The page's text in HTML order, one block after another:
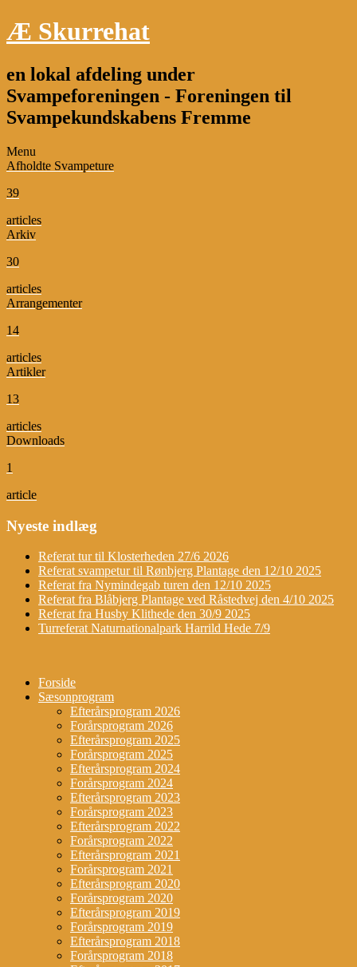
Æ Skurrehat
en lokal afdeling under
Svampeforeningen - Foreningen til
Svampekundskabens Fremme
Menu
Afholdte Svampeture
39
articles
Arkiv
30
articles
Arrangementer
14
articles
Artikler
13
articles
Downloads
1
article
Nyeste indlæg
Referat tur til Klosterheden 27/6 2026
Referat svampetur til Rønbjerg Plantage den 12/10 2025
Referat fra Nymindegab turen den 12/10 2025
Referat fra Blåbjerg Plantage ved Råstedvej den 4/10 2025
Referat fra Husby Klithede den 30/9 2025
Turreferat Naturnationalpark Harrild Hede 7/9
Forside
Sæsonprogram
Efterårsprogram 2026
Forårsprogram 2026
Efterårsprogram 2025
Forårsprogram 2025
Efterårsprogram 2024
Forårsprogram 2024
Efterårsprogram 2023
Forårsprogram 2023
Efterårsprogram 2022
Forårsprogram 2022
Efterårsprogram 2021
Forårsprogram 2021
Efterårsprogram 2020
Forårsprogram 2020
Efterårsprogram 2019
Forårsprogram 2019
Efterårsprogram 2018
Forårsprogram 2018